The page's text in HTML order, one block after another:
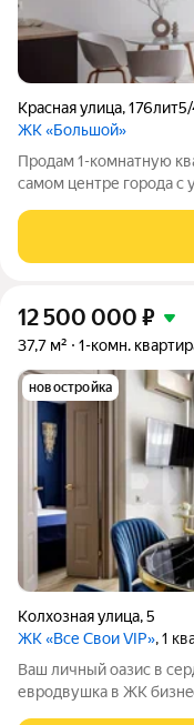
Красная улица,
ЖК «Большой»
Продам 1-комнатную
самом центре города с
На лифте можно
территория, подземная
12 500 000 ₽
37,7 м² 1-комн.
новостройка
Колхозная улица,5
ЖК «Все Свои VIP», 1
Ваш личный oaзиc в
евpoдвушкa в ЖK